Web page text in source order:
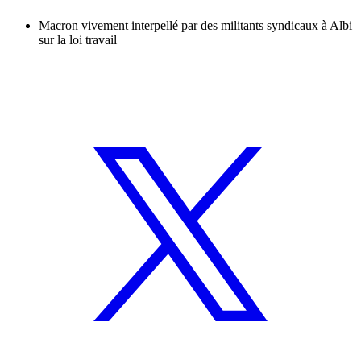
Macron vivement interpellé par des militants syndicaux à Albi
sur la loi travail